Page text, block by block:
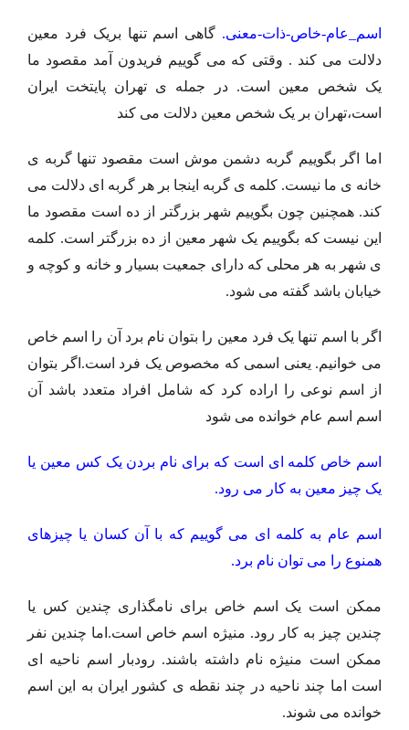
اسم_عام-خاص-ذات-معنی. گاهی اسم تنها بریک فرد معین
دلالت می کند . وقتی که می گوییم فریدون آمد مقصود ما
یک شخص معین است. در جمله ی تهران پایتخت ایران
است،تهران بر یک شخص معین دلالت می کند
اما اگر بگوییم گربه دشمن موش است مقصود تنها گربه ی
خانه ی ما نیست. کلمه ی گربه اینجا بر هر گربه ای دلالت می
کند. همچنین چون بگوییم شهر بزرگتر از ده است مقصود ما
این نیست که بگوییم یک شهر معین از ده بزرگتر است. کلمه
ی شهر به هر محلی که دارای جمعیت بسیار و خانه و کوچه و
خیابان باشد گفته می شود.
اگر با اسم تنها یک فرد معین را بتوان نام برد آن را اسم خاص
می خوانیم. یعنی اسمی که مخصوص یک فرد است.اگر بتوان
از اسم نوعی را اراده کرد که شامل افراد متعدد باشد آن
اسم اسم عام خوانده می شود
اسم خاص کلمه ای است که برای نام بردن یک کس معین یا
یک چیز معین به کار می رود.
اسم عام به کلمه ای می گوییم که با آن کسان یا چیزهای
همنوع را می توان نام برد.
ممکن است یک اسم خاص برای نامگذاری چندین کس یا
چندین چیز به کار رود. منیژه اسم خاص است.اما چندین نفر
ممکن است منیژه نام داشته باشند. رودبار اسم ناحیه ای
است اما چند ناحیه در چند نقطه ی کشور ایران به این اسم
خوانده می شوند.